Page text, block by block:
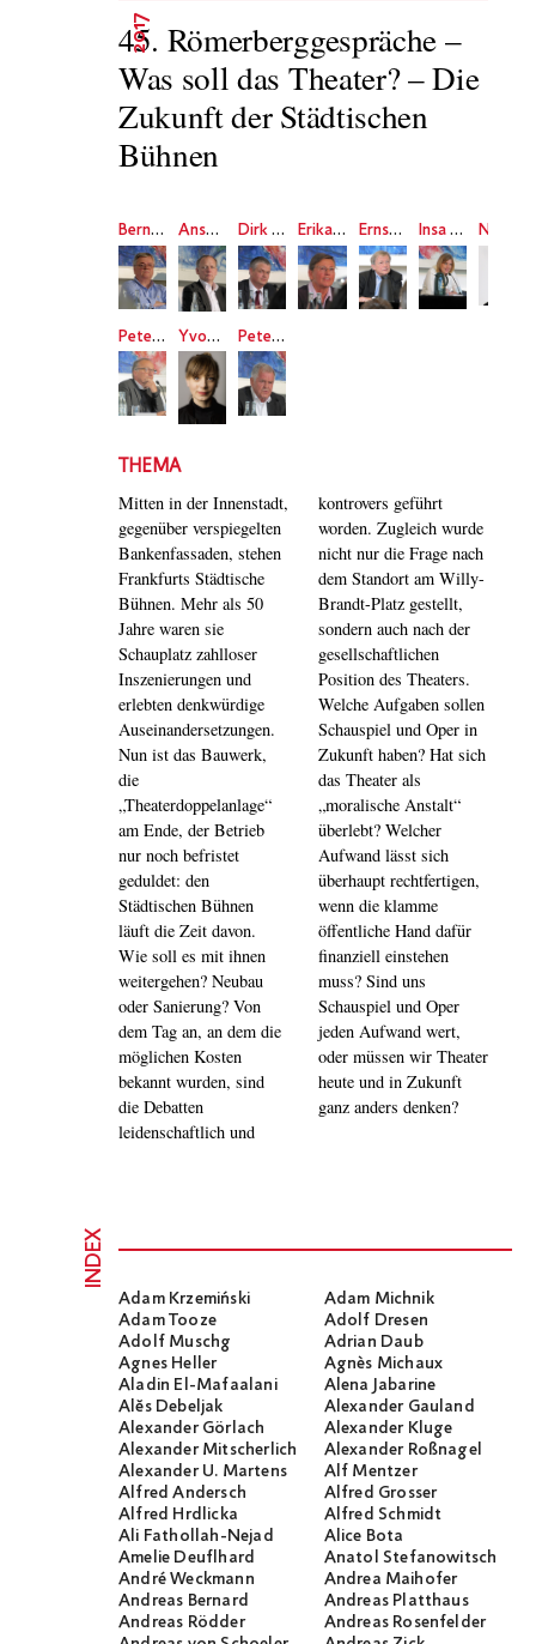
2017
45. Römerberggespräche –
Was soll das Theater? – Die
Zukunft der Städtischen
Bühnen
Bernd Loebe Anselm Weber Dirk Pilz Erika Fischer-Lichte Ernst Ulrich Scheffler Insa Wilke
Peter Böhm Yvonne Büdenhölzer Peter Iden
THEMA
Mitten in der Innenstadt,
gegenüber verspiegelten
Bankenfassaden, stehen
Frankfurts Städtische
Bühnen. Mehr als 50
Jahre waren sie
Schauplatz zahlloser
Inszenierungen und
erlebten denkwürdige
Auseinandersetzungen.
Nun ist das Bauwerk,
die
„Theaterdoppelanlage“
am Ende, der Betrieb
nur noch befristet
geduldet: den
Städtischen Bühnen
läuft die Zeit davon.
Wie soll es mit ihnen
weitergehen? Neubau
oder Sanierung? Von
dem Tag an, an dem die
möglichen Kosten
bekannt wurden, sind
die Debatten
leidenschaftlich und
kontrovers geführt
worden. Zugleich wurde
nicht nur die Frage nach
dem Standort am Willy-
Brandt-Platz gestellt,
sondern auch nach der
gesellschaftlichen
Position des Theaters.
Welche Aufgaben sollen
Schauspiel und Oper in
Zukunft haben? Hat sich
das Theater als
„moralische Anstalt“
überlebt? Welcher
Aufwand lässt sich
überhaupt rechtfertigen,
wenn die klamme
öffentliche Hand dafür
finanziell einstehen
muss? Sind uns
Schauspiel und Oper
jeden Aufwand wert,
oder müssen wir Theater
heute und in Zukunft
ganz anders denken?
INDEX
Adam Krzemiński
Adam Michnik
Adam Tooze
Adolf Dresen
Adolf Muschg
Adrian Daub
Agnes Heller
Agnès Michaux
Aladin El-Mafaalani
Alena Jabarine
Alĕs Debeljak
Alexander Gauland
Alexander Görlach
Alexander Kluge
Alexander Mitscherlich
Alexander Roßnagel
Alexander U. Martens
Alf Mentzer
Alfred Andersch
Alfred Grosser
Alfred Hrdlicka
Alfred Schmidt
Ali Fathollah-Nejad
Alice Bota
Amelie Deuflhard
Anatol Stefanowitsch
André Weckmann
Andrea Maihofer
Andreas Bernard
Andreas Platthaus
Andreas Rödder
Andreas Rosenfelder